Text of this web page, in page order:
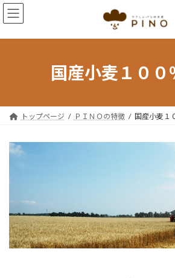
コ
ン
ン
ナ
ビ
ー
国産小麦１００
トップページ ＰＩＮＯの特徴 国産小麦１